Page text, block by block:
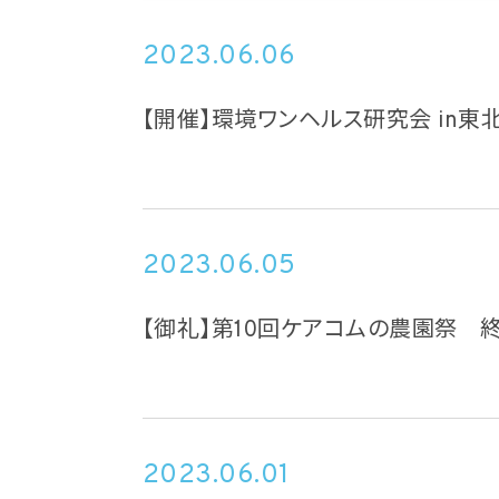
2023.06.06
【開催】環境ワンヘルス研究会 in東北
2023.06.05
【御礼】第10回ケアコムの農園祭
2023.06.01